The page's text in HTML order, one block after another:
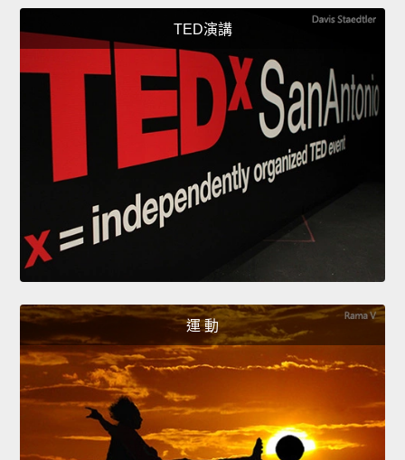
TED演講
運 動